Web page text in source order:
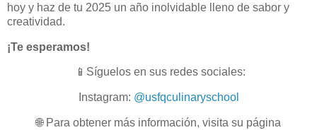
hoy y haz de tu 2025 un año inolvidable lleno de sabor y
creatividad.
¡Te esperamos!
📱Síguelos en sus redes sociales:
Instagram: @usfqculinaryschool
🌐 Para obtener más información, visita su página